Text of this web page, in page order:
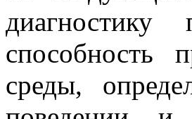
диагностику
способность
среды,